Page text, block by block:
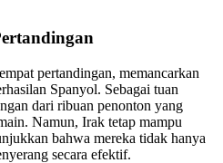
pertandingan, memancarkan
Spanyol. Sebagai tuan
dari ribuan penonton yang
Namun, Irak tetap mampu
bahwa mereka tidak hanya
secara efektif.